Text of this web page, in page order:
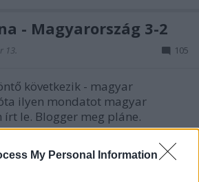
My Personal Information
- Magyarország 3-2
13. 105
következik - magyar
ilyen mondatot magyar
le. Blogger meg pláne.
éve nagykorúak, és az Egyesült
bárhol vásárolhatnak, valamint
futballban…